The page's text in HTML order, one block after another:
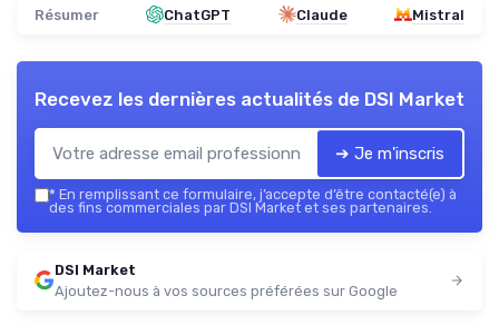
Résumer ChatGPT Claude Mistral
Recevez les dernières actualités de DSI Market
➔ Je m'inscris
* En remplissant ce formulaire, j’accepte d’être contacté(e) à
des fins commerciales par DSI Market et ses partenaires.
DSI Market
Ajoutez-nous à vos sources préférées sur Google